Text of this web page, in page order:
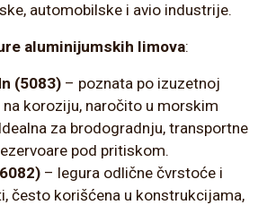
automobilske i avio industrije.
aluminijumskih limova:
(5083) – poznata po izuzetnoj
koroziju, naročito u morskim
za brodogradnju, transportne
pod pritiskom.
– legura odlične čvrstoće i
često korišćena u konstrukcijama,